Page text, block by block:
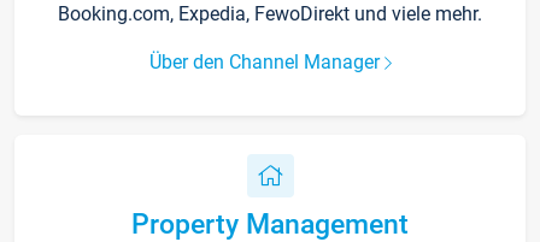
Booking.com, Expedia, FewoDirekt und viele mehr.
Über den Channel Manager
Property Management